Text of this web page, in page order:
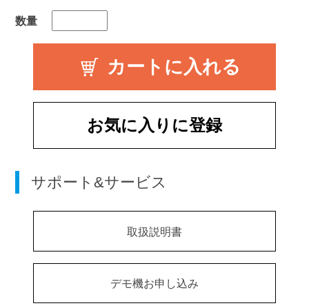
数量
お気に入りに登録
サポート&サービス
取扱説明書
デモ機お申し込み